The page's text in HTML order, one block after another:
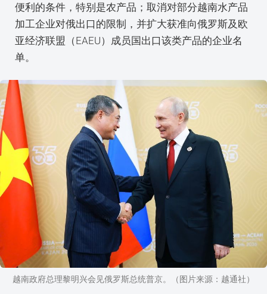
便利的条件，特别是农产品；取消对部分越南水产品
加工企业对俄出口的限制，并扩大获准向俄罗斯及欧
亚经济联盟（EAEU）成员国出口该类产品的企业名
单。
越南政府总理黎明兴会见俄罗斯总统普京。（图片来源：越通社）